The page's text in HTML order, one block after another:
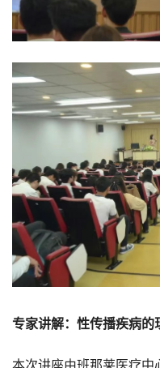
专家讲解：性传播疾病的
本次讲座由班那莱医疗中